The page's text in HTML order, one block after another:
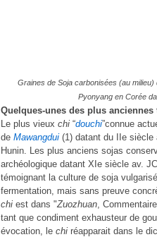
Graines de Soja carbonisées (au
Pyonyang en Corée
Quelques-unes des plus anciennes
Le plus vieux chi “douchi”connue
de Mawangdui (1) datant du IIe siècle
Hunin. Les plus anciens sojas
archéologique datant XIe siècle av.
témoignant la culture de soja
fermentation, mais sans preuve
chi est dans "Zuozhuan,
tant que condiment exhausteur de
évocation, le chi réapparait dans le